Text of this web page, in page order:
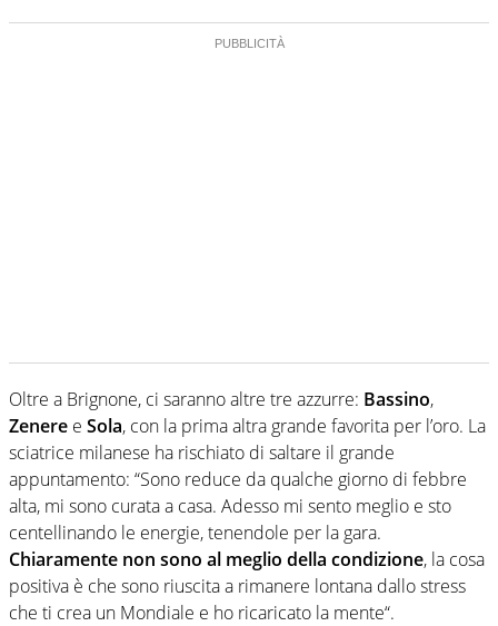
Oltre a Brignone, ci saranno altre tre azzurre: Bassino,
Zenere e Sola, con la prima altra grande favorita per l’oro. La
sciatrice milanese ha rischiato di saltare il grande
appuntamento: “Sono reduce da qualche giorno di febbre
alta, mi sono curata a casa. Adesso mi sento meglio e sto
centellinando le energie, tenendole per la gara.
Chiaramente non sono al meglio della condizione, la cosa
positiva è che sono riuscita a rimanere lontana dallo stress
che ti crea un Mondiale e ho ricaricato la mente“.